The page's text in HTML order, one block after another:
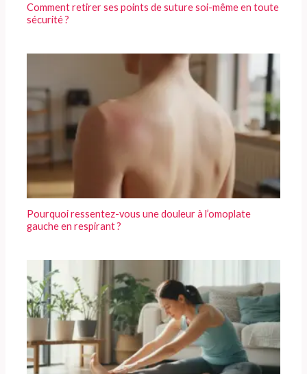
Comment retirer ses points de suture soi-même en toute
sécurité ?
Pourquoi ressentez-vous une douleur à l’omoplate
gauche en respirant ?